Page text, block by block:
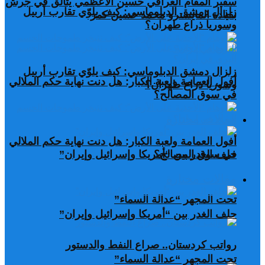
زلزال دمشق الدبلوماسي: كيف يلوّي تقارب أربيل
وسوريا ذراع طهران؟
أفول العمامة ولعبة الكبار: هل دنت نهاية حكم الملالي
في سوق المصالح؟
حلف الغدر بين “أمريكا وإسرائيل وإيران”
تحت المجهر “عدالة السماء”
رواتب كردستان.. صراع النفط والدستور
بقيادة المايسترو محمد حسين كمر
زلزال دمشق الدبلوماسي: كيف يلوّي تقارب أربيل
وسوريا ذراع طهران؟
أفول العمامة ولعبة الكبار: هل دنت نهاية حكم الملالي
في سوق المصالح؟
حلف الغدر بين “أمريكا وإسرائيل وإيران”
تحت المجهر “عدالة السماء”